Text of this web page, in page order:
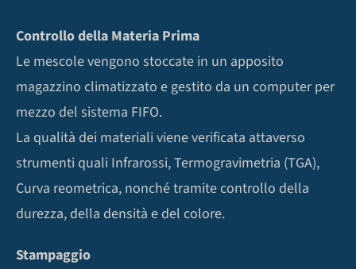
Controllo della Materia Prima
Le mescole vengono stoccate in un apposito
magazzino climatizzato e gestito da un computer per
mezzo del sistema FIFO.
La qualità dei materiali viene verificata attaverso
strumenti quali Infrarossi, Termogravimetria (TGA),
Curva reometrica, nonché tramite controllo della
durezza, della densità e del colore.
Stampaggio